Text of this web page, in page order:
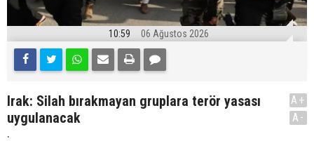
10:59 06 Ağustos 2026
Irak: Silah bırakmayan gruplara terör yasası
uygulanacak
.
A+
A-